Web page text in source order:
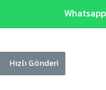
Hızlı Gönderi